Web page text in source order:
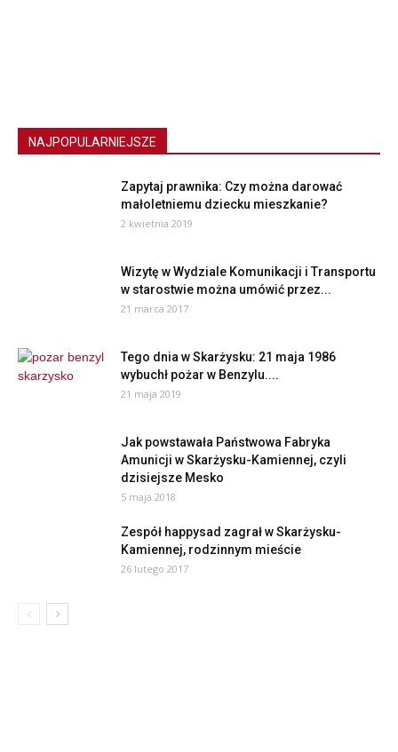
NAJPOPULARNIEJSZE
Zapytaj prawnika: Czy można darować
małoletniemu dziecku mieszkanie?
2 kwietnia 2019
Wizytę w Wydziale Komunikacji i Transportu
w starostwie można umówić przez...
21 marca 2017
Tego dnia w Skarżysku: 21 maja 1986
wybuchł pożar w Benzylu....
21 maja 2019
Jak powstawała Państwowa Fabryka
Amunicji w Skarżysku-Kamiennej, czyli
dzisiejsze Mesko
5 maja 2018
Zespół happysad zagrał w Skarżysku-
Kamiennej, rodzinnym mieście
26 lutego 2017